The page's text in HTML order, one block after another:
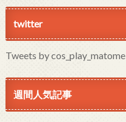
twitter
Tweets by cos_play_matome
週間人気記事